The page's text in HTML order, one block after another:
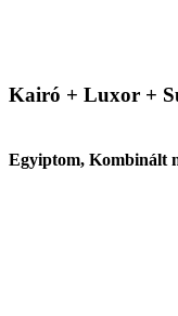
Kairó + Luxor +
Egyiptom, Kombinált